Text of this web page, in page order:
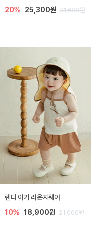
20% 25,300원 31,600원
렌디 아기 라운지웨어
10% 18,900원 21,000원